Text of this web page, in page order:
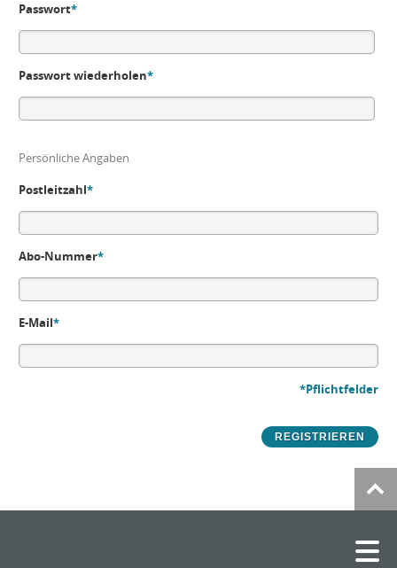
Passwort*
Passwort wiederholen*
Persönliche Angaben
Postleitzahl*
Abo-Nummer*
E-Mail*
*Pflichtfelder